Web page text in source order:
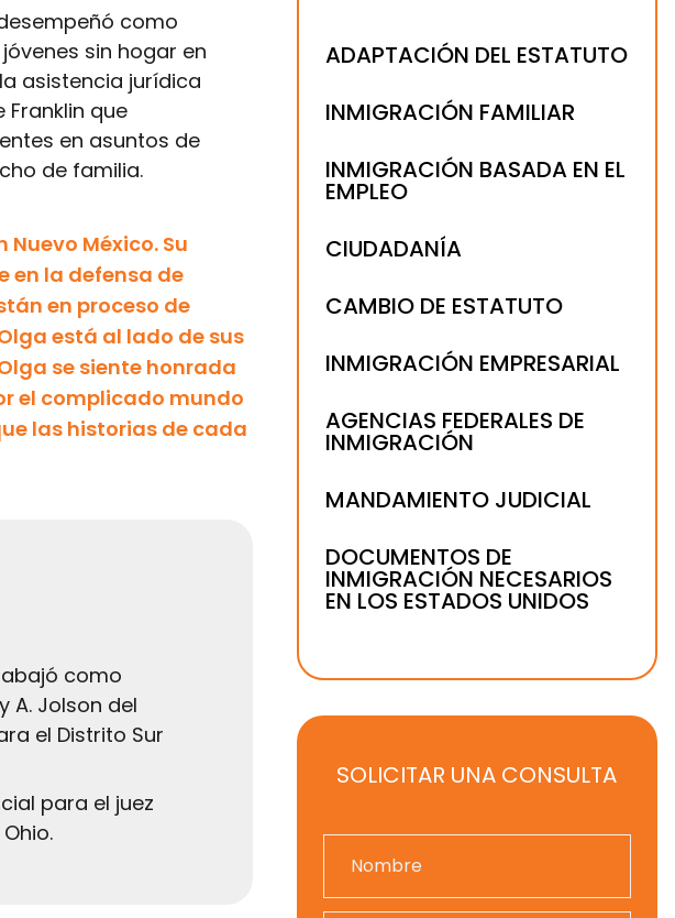
como
sin hogar en
asistencia jurídica
que
en asuntos de
de familia.
México. Su
en la defensa de
en proceso de
está al lado de sus
se siente honrada
el complicado mundo
las historias de cada
como
A. Jolson del
el Distrito Sur
para el juez
ADAPTACIÓN DEL ESTATUTO
INMIGRACIÓN FAMILIAR
INMIGRACIÓN BASADA EN EL
EMPLEO
CIUDADANÍA
CAMBIO DE ESTATUTO
INMIGRACIÓN EMPRESARIAL
AGENCIAS FEDERALES DE
INMIGRACIÓN
MANDAMIENTO JUDICIAL
DOCUMENTOS DE
INMIGRACIÓN NECESARIOS
EN LOS ESTADOS UNIDOS
SOLICITAR UNA CONSULTA